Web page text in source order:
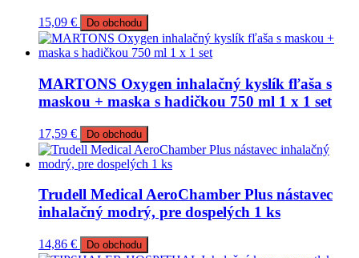
15,09 € Do obchodu
MARTONS Oxygen inhalačný kyslík fľaša s
maskou + maska s hadičkou 750 ml 1 x 1 set
17,59 € Do obchodu
Trudell Medical AeroChamber Plus nástavec
inhalačný modrý, pre dospelých 1 ks
14,86 € Do obchodu